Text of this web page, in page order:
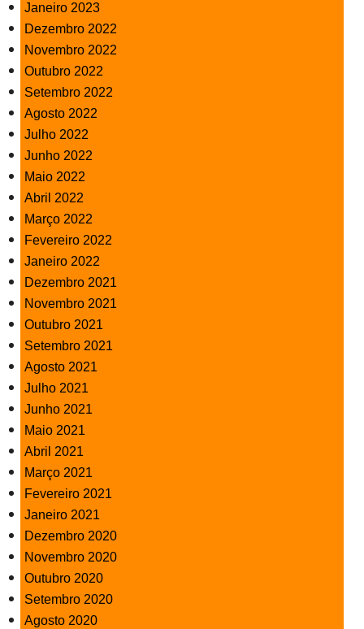
Janeiro 2023
Dezembro 2022
Novembro 2022
Outubro 2022
Setembro 2022
Agosto 2022
Julho 2022
Junho 2022
Maio 2022
Abril 2022
Março 2022
Fevereiro 2022
Janeiro 2022
Dezembro 2021
Novembro 2021
Outubro 2021
Setembro 2021
Agosto 2021
Julho 2021
Junho 2021
Maio 2021
Abril 2021
Março 2021
Fevereiro 2021
Janeiro 2021
Dezembro 2020
Novembro 2020
Outubro 2020
Setembro 2020
Agosto 2020